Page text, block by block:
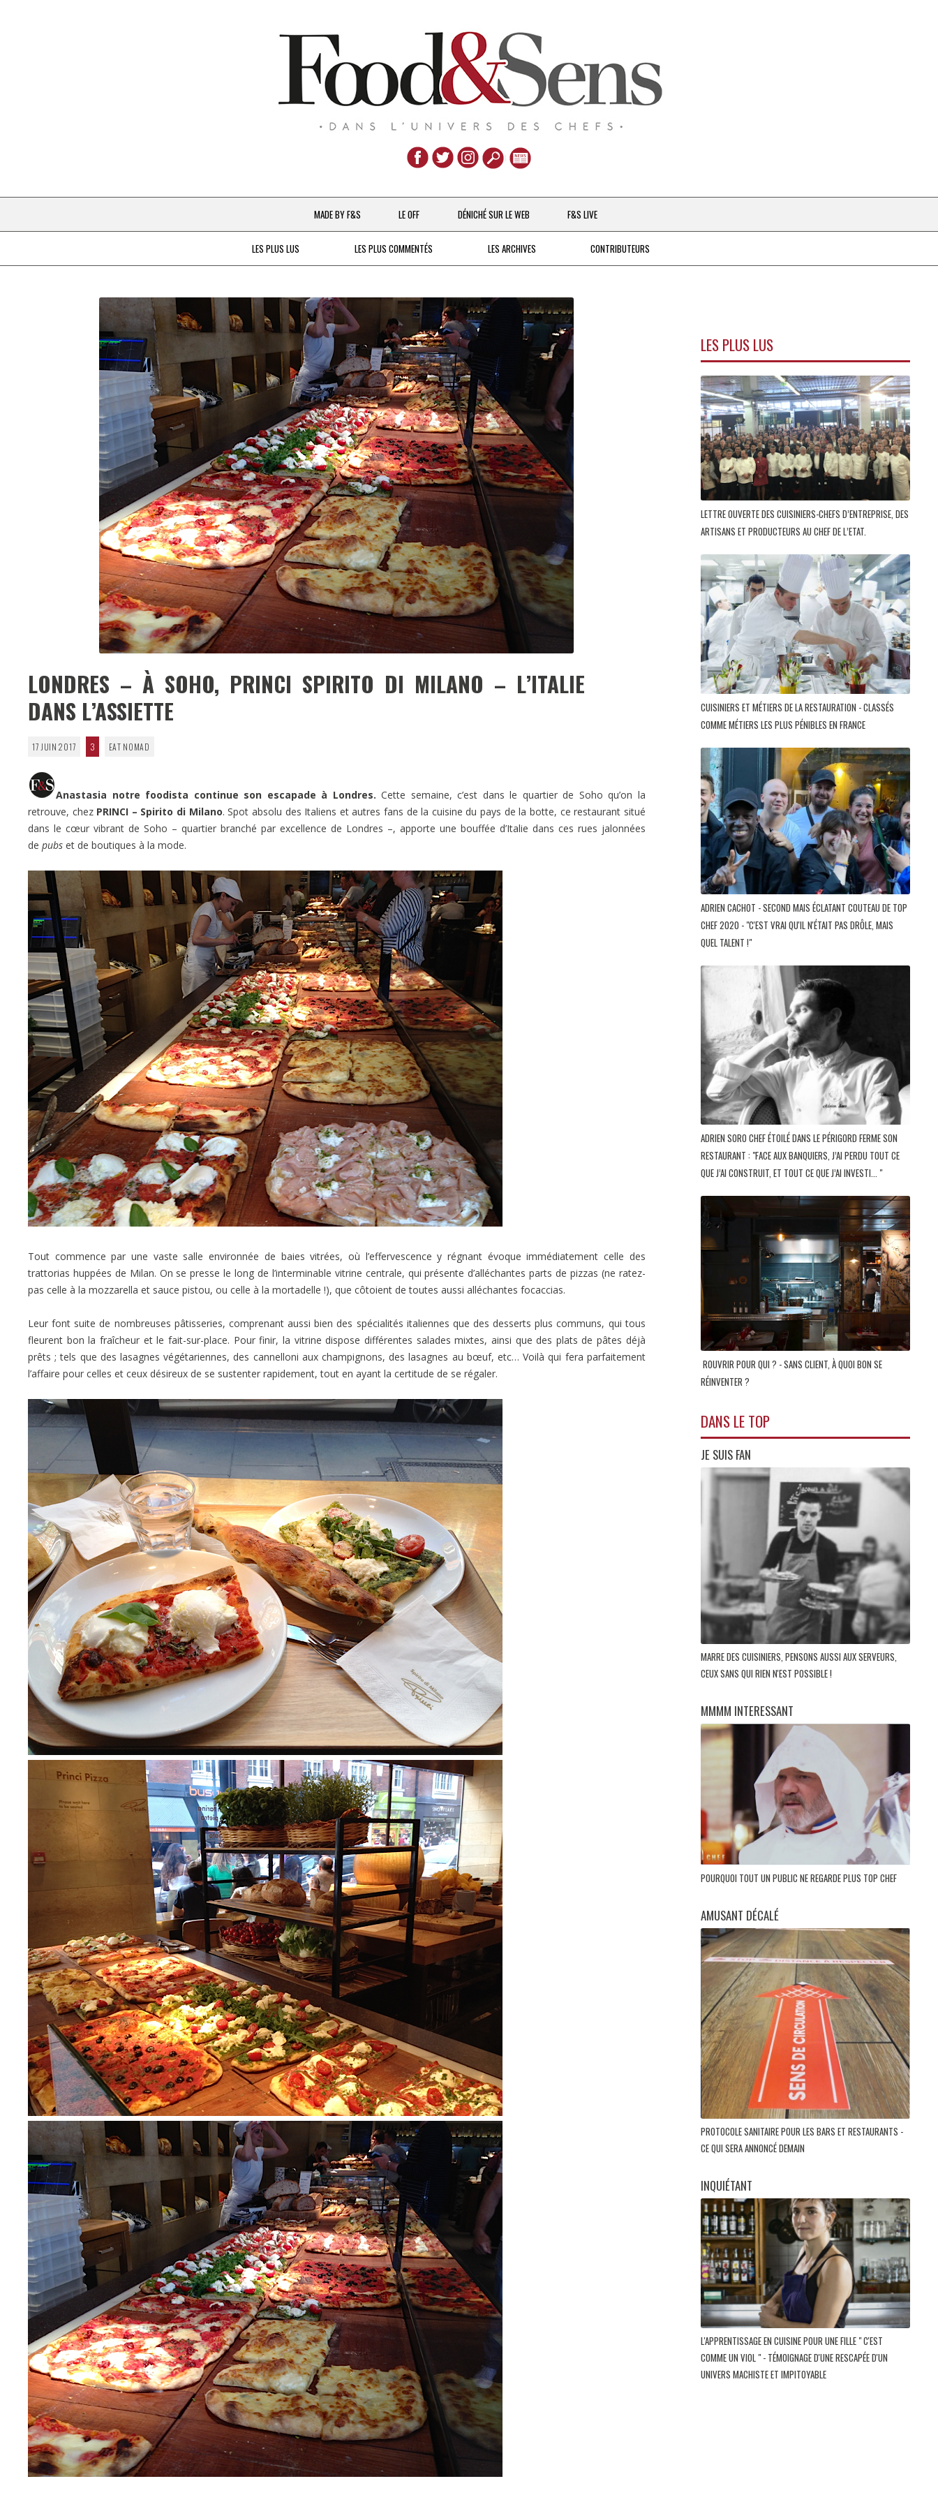
Aller
au
contenu
MADE BY F&S
CHEFS & ACTUALITÉS
À LA PETITE CUILLÈRE
DESTIN DE FEMME
V…DE VOYAGE
LE OFF DÉNICHÉ SUR LE WEB F&S LIVE
LES PLUS LUS LES PLUS COMMENTÉS LES ARCHIVES
DEPUIS 2016
CONTRIBUTEURS
LONDRES – À SOHO, PRINCI SPIRITO DI MILANO – L’ITALIE
DANS L’ASSIETTE
17 JUIN 2017 3 EAT NOMAD
Anastasia notre foodista continue son escapade à Londres. Cette semaine, c’est dans le quartier de Soho qu’on la
retrouve, chez PRINCI – Spirito di Milano. Spot absolu des Italiens et autres fans de la cuisine du pays de la botte, ce restaurant situé
dans le cœur vibrant de Soho – quartier branché par excellence de Londres –, apporte une bouffée d’Italie dans ces rues jalonnées
de pubs et de boutiques à la mode.
Tout commence par une vaste salle environnée de baies vitrées, où l’effervescence y régnant évoque immédiatement celle des
trattorias huppées de Milan. On se presse le long de l’interminable vitrine centrale, qui présente d’alléchantes parts de pizzas (ne ratez-
pas celle à la mozzarella et sauce pistou, ou celle à la mortadelle !), que côtoient de toutes aussi alléchantes focaccias.
Leur font suite de nombreuses pâtisseries, comprenant aussi bien des spécialités italiennes que des desserts plus communs, qui tous
fleurent bon la fraîcheur et le fait-sur-place. Pour finir, la vitrine dispose différentes salades mixtes, ainsi que des plats de pâtes déjà
prêts ; tels que des lasagnes végétariennes, des cannelloni aux champignons, des lasagnes au bœuf, etc… Voilà qui fera parfaitement
l’affaire pour celles et ceux désireux de se sustenter rapidement, tout en ayant la certitude de se régaler.
LES PLUS LUS
LETTRE OUVERTE DES CUISINIERS-CHEFS D’ENTREPRISE, DES
ARTISANS ET PRODUCTEURS AU CHEF DE L’ETAT.
CUISINIERS ET MÉTIERS DE LA RESTAURATION - CLASSÉS
COMME MÉTIERS LES PLUS PÉNIBLES EN FRANCE
ADRIEN CACHOT - SECOND MAIS ÉCLATANT COUTEAU DE TOP
CHEF 2020 - "C'EST VRAI QU'IL N'ÉTAIT PAS DRÔLE, MAIS
QUEL TALENT !"
ADRIEN SORO CHEF ÉTOILÉ DANS LE PÉRIGORD FERME SON
RESTAURANT : "FACE AUX BANQUIERS, J’AI PERDU TOUT CE
QUE J’AI CONSTRUIT, ET TOUT CE QUE J’AI INVESTI... "
ROUVRIR POUR QUI ? - SANS CLIENT, À QUOI BON SE
RÉINVENTER ?
DANS LE TOP
JE SUIS FAN
MARRE DES CUISINIERS, PENSONS AUSSI AUX SERVEURS,
CEUX SANS QUI RIEN N'EST POSSIBLE !
MMMM INTERESSANT
POURQUOI TOUT UN PUBLIC NE REGARDE PLUS TOP CHEF
AMUSANT DÉCALÉ
PROTOCOLE SANITAIRE POUR LES BARS ET RESTAURANTS -
CE QUI SERA ANNONCÉ DEMAIN
INQUIÉTANT
L'APPRENTISSAGE EN CUISINE POUR UNE FILLE " C'EST
COMME UN VIOL " - TÉMOIGNAGE D'UNE RESCAPÉE D'UN
UNIVERS MACHISTE ET IMPITOYABLE